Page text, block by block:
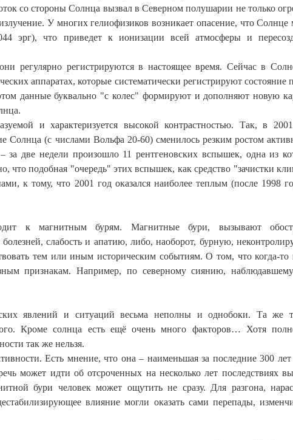
со стороны Солнца вызвал в Северном полушарии не только
У многих гелиофизиков возникает опасение, что Солнце
эрг), что приведет к ионизации всей атмосферы и
регулярно регистрируются в настоящее время. Сейчас в
аппаратах, которые систематически регистрируют состояние
данные буквально "с колес" формируют и дополняют новую
и характеризуется высокой контрастностью. Так, в
Солнца (с числами Вольфа 20-60) сменилось резким ростом
за две недели произошло 11 рентгеновских вспышек, одна из
что подобная "очередь" этих вспышек, как средство "зачистки
к тому, что 2001 год оказался наиболее теплым (после 1998
к магнитным бурям. Магнитные бури, вызывают
слабость и апатию, либо, наоборот, бурную,
тем или иным историческим событиям. О том, что когда-то
признакам. Например, по северному сиянию,
явлений и ситуаций весьма неполны и однобоки. Та же
Кроме солнца есть ещё очень много факторов… Хотя
так же нельзя.
Есть мнение, что она – наименьшая за последние 300
может идти об отсроченных на несколько лет последствиях
бури человек может ощутить не сразу. Для разгона,
влияние могли оказать сами перепады,